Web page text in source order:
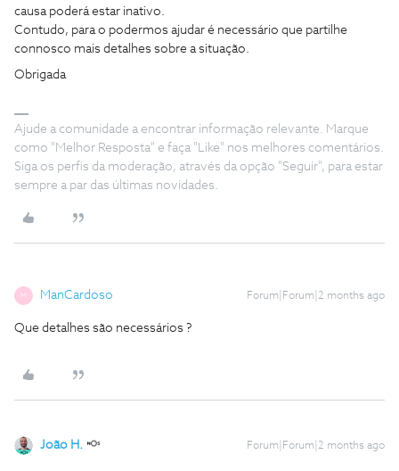
causa poderá estar inativo.
Contudo, para o podermos ajudar é necessário que partilhe
connosco mais detalhes sobre a situação.
Obrigada
Ajude a comunidade a encontrar informação relevante. Marque
como "Melhor Resposta" e faça "Like" nos melhores comentários.
Siga os perfis da moderação, através da opção "Seguir", para estar
sempre a par das últimas novidades.
M ManCardoso Forum|Forum|2 months ago
Que detalhes são necessários ?
João H. Forum|Forum|2 months ago